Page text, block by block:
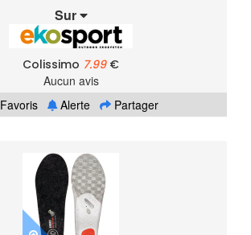
Sur
Colissimo 7.99€
Aucun avis
Favoris
Alerte Partager